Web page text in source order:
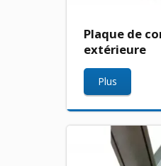
Plaque de
extérieure
Plus